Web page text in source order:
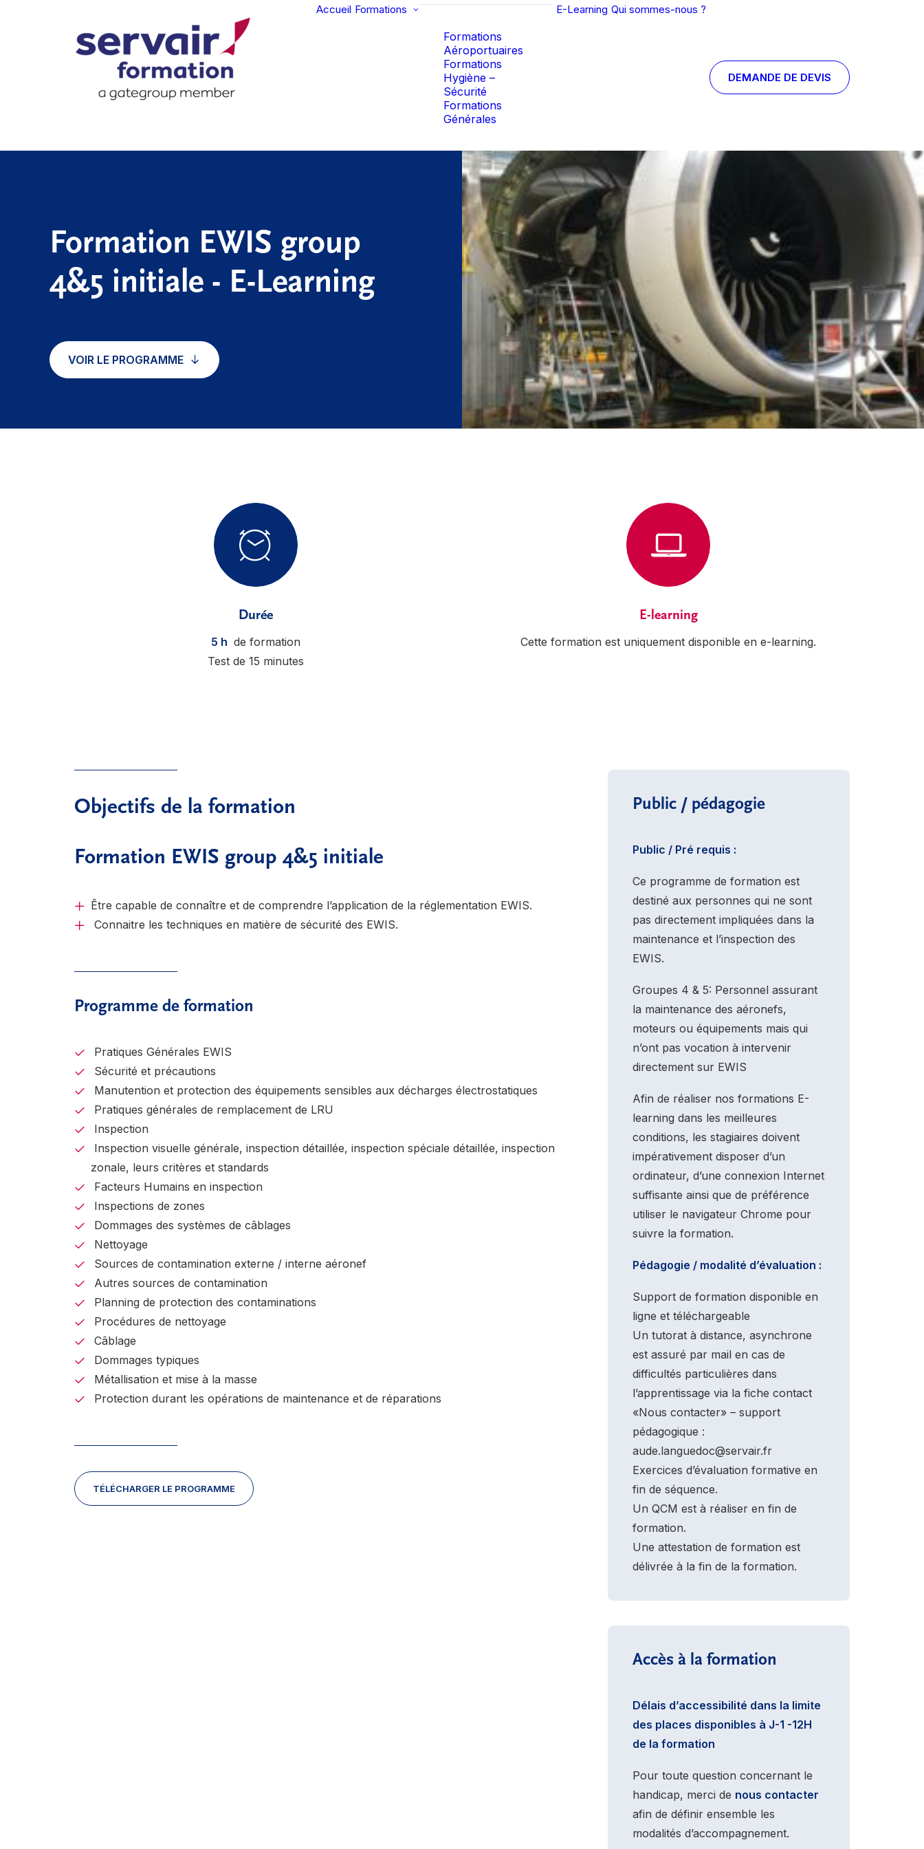
Accueil Formations
Formations
Aéroportuaires
Formations
Hygiène –
Sécurité
Formations
Générales
E-Learning Qui sommes-nous ?
DEMANDE DE DEVIS
Formation EWIS group
4&5 initiale - E-Learning
VOIR LE PROGRAMME
Durée
5 h de formation
Test de 15 minutes
E-learning
Cette formation est uniquement disponible en e-learning.
Objectifs de la formation
Formation EWIS group 4&5 initiale
Être capable de connaître et de comprendre l’application de la réglementation EWIS.
Connaitre les techniques en matière de sécurité des EWIS.
Programme de formation
Pratiques Générales EWIS
Sécurité et précautions
Manutention et protection des équipements sensibles aux décharges électrostatiques
Pratiques générales de remplacement de LRU
Inspection
Inspection visuelle générale, inspection détaillée, inspection spéciale détaillée, inspection
zonale, leurs critères et standards
Facteurs Humains en inspection
Inspections de zones
Dommages des systèmes de câblages
Nettoyage
Sources de contamination externe / interne aéronef
Autres sources de contamination
Planning de protection des contaminations
Procédures de nettoyage
Câblage
Dommages typiques
Métallisation et mise à la masse
Protection durant les opérations de maintenance et de réparations
TÉLÉCHARGER LE PROGRAMME
Public / pédagogie
Public / Pré requis :
Ce programme de formation est
destiné aux personnes qui ne sont
pas directement impliquées dans la
maintenance et l’inspection des
EWIS.
Groupes 4 & 5: Personnel assurant
la maintenance des aéronefs,
moteurs ou équipements mais qui
n’ont pas vocation à intervenir
directement sur EWIS
Afin de réaliser nos formations E-
learning dans les meilleures
conditions, les stagiaires doivent
impérativement disposer d’un
ordinateur, d’une connexion Internet
suffisante ainsi que de préférence
utiliser le navigateur Chrome pour
suivre la formation.
Pédagogie / modalité d’évaluation :
Support de formation disponible en
ligne et téléchargeable
Un tutorat à distance, asynchrone
est assuré par mail en cas de
difficultés particulières dans
l’apprentissage via la fiche contact
«Nous contacter» – support
pédagogique :
aude.languedoc@servair.fr
Exercices d’évaluation formative en
fin de séquence.
Un QCM est à réaliser en fin de
formation.
Une attestation de formation est
délivrée à la fin de la formation.
Accès à la formation
Délais d’accessibilité dans la limite
des places disponibles à J-1 -12H
de la formation
Pour toute question concernant le
handicap, merci de nous contacter
afin de définir ensemble les
modalités d’accompagnement.